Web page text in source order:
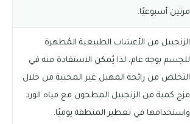
مرتين أسبوعيًا.
الزنجبيل من الأعشاب الطبيعية المُطهرة
للجسم بوجه عام، لذا يُمكن الاستفادة منه في
التخلص من رائحة المهبل غير المحببة من خلال
مزج كمية من الزنجبيل المطحون مع مياه الورد
واستخدامها في تعطير المنطقة يوميًا.